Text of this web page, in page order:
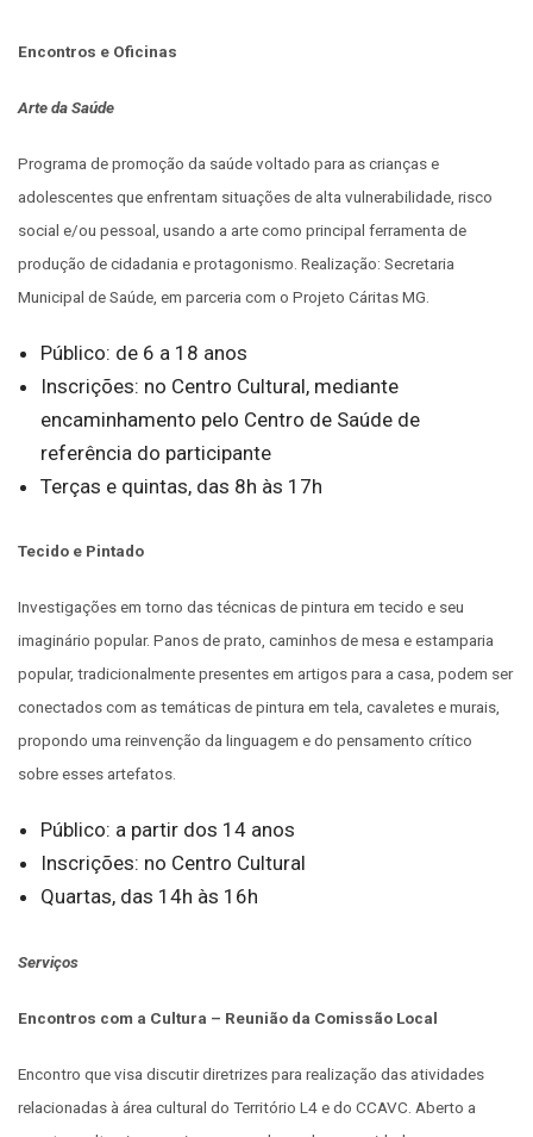
Encontros e Oficinas
Arte da Saúde
Programa de promoção da saúde voltado para as crianças e
adolescentes que enfrentam situações de alta vulnerabilidade, risco
social e/ou pessoal, usando a arte como principal ferramenta de
produção de cidadania e protagonismo. Realização: Secretaria
Municipal de Saúde, em parceria com o Projeto Cáritas MG.
Público: de 6 a 18 anos
Inscrições: no Centro Cultural, mediante
encaminhamento pelo Centro de Saúde de
referência do participante
Terças e quintas, das 8h às 17h
Tecido e Pintado
Investigações em torno das técnicas de pintura em tecido e seu
imaginário popular. Panos de prato, caminhos de mesa e estamparia
popular, tradicionalmente presentes em artigos para a casa, podem ser
conectados com as temáticas de pintura em tela, cavaletes e murais,
propondo uma reinvenção da linguagem e do pensamento crítico
sobre esses artefatos.
Público: a partir dos 14 anos
Inscrições: no Centro Cultural
Quartas, das 14h às 16h
Serviços
Encontros com a Cultura – Reunião da Comissão Local
Encontro que visa discutir diretrizes para realização das atividades
relacionadas à área cultural do Território L4 e do CCAVC. Aberto a